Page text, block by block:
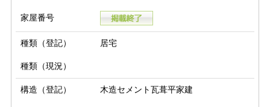
家屋番号
種類（登記） 居宅
種類（現況）
構造（登記） 木造セメント瓦葺平家建